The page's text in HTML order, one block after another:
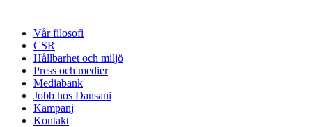
Vår filosofi
CSR
Hållbarhet och miljö
Press och medier
Mediabank
Jobb hos Dansani
Kampanj
Kontakt